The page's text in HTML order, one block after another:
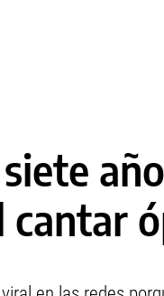
cantar